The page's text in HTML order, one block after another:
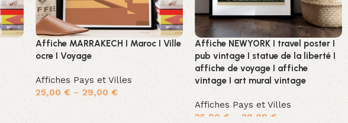
Affiche MARRAKECH I Maroc I Ville
ocre I Voyage
Affiches Pays et Villes
25,00€–29,00€
Choix des options
Affiche NEWYORK I travel poster I
pub vintage I statue de la liberté I
affiche de voyage I affiche
vintage I art mural vintage
Affiches Pays et Villes
25,00€ –29,00€